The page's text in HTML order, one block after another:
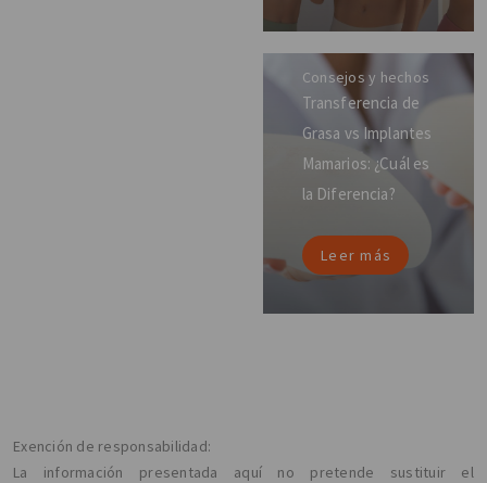
Consejos y hechos
Transferencia de
Grasa vs Implantes
Mamarios: ¿Cuál es
la Diferencia?
Leer más
Exención de responsabilidad:
La información presentada aquí no pretende sustituir el